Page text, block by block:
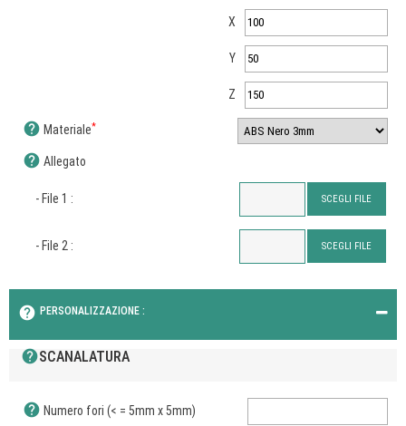
X
Y
Z
help Materiale*
help Allegato
- File 1 : SCEGLI FILE
- File 2 : SCEGLI FILE
help PERSONALIZZAZIONE :
helpSCANALATURA
help Numero fori (< = 5mm x 5mm)